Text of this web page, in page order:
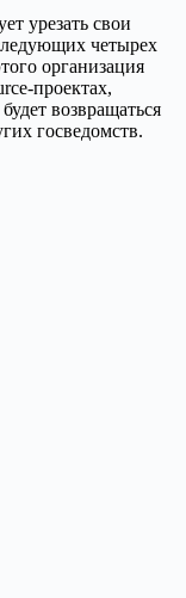
урезать свои
четырех
организация
проектах,
возвращаться
госведомств.